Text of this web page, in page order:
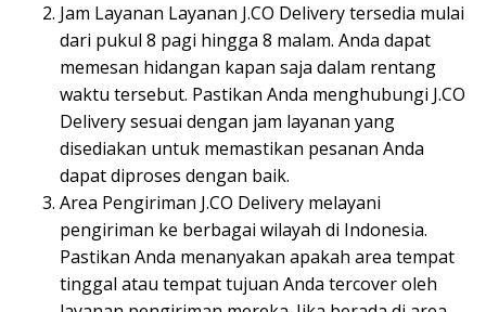
Jam Layanan Layanan J.CO Delivery tersedia mulai
dari pukul 8 pagi hingga 8 malam. Anda dapat
memesan hidangan kapan saja dalam rentang
waktu tersebut. Pastikan Anda menghubungi J.CO
Delivery sesuai dengan jam layanan yang
disediakan untuk memastikan pesanan Anda
dapat diproses dengan baik.
Area Pengiriman J.CO Delivery melayani
pengiriman ke berbagai wilayah di Indonesia.
Pastikan Anda menanyakan apakah area tempat
tinggal atau tempat tujuan Anda tercover oleh